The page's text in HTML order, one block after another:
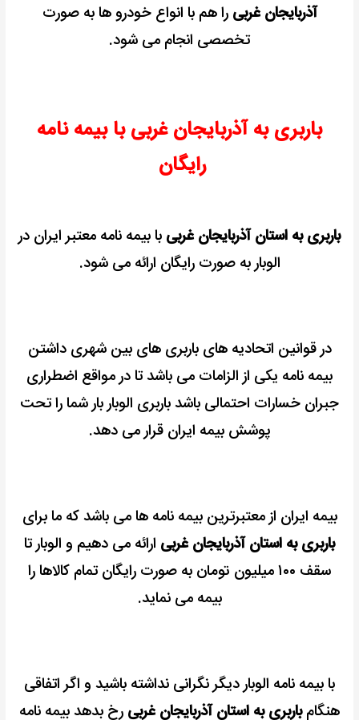
آذربایجان غربی را هم با انواع خودرو ها به صورت
تخصصی انجام می شود.
باربری به آذربایجان غربی با بیمه نامه
رایگان
باربری به استان آذربایجان غربی با بیمه نامه معتبر ایران در
الوبار به صورت رایگان ارائه می شود.
در قوانین اتحادیه های باربری های بین شهری داشتن
بیمه نامه یکی از الزامات می باشدتا در مواقع اضطراری
جبران خسارات احتمالی باشد باربری الوبار بار شما را تحت
پوشش بیمه ایران قرار می دهد.
بیمه ایران از معتبرترین بیمه نامه ها می باشد که ما برای
باربری به استان آذربایجان غربی ارائه می دهیم و الوبار تا
سقف ۱۰۰ میلیون تومان به صورت رایگان تمام کالاها را
بیمه می نماید.
با بیمه نامه الوبار دیگر نگرانی نداشته باشید و اگر اتفاقی
هنگامباربری به استان آذربایجان غربی رخ بدهد بیمه نامه